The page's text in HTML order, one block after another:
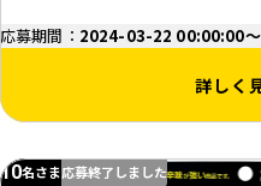
応募期間： 2024-03-22 00:00:00
詳しく
10名さま応募終了しました